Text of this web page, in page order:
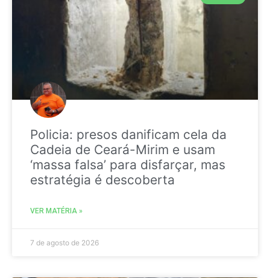
Policia: presos danificam cela da
Cadeia de Ceará-Mirim e usam
‘massa falsa’ para disfarçar, mas
estratégia é descoberta
VER MATÉRIA »
7 de agosto de 2026